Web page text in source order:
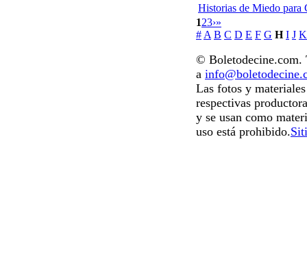
Historias de Miedo para
123›»
# A B C D E F G H I J K
© Boletodecine.com.
a
Las fotos y
respectivas
y se usan como
uso está prohibido.